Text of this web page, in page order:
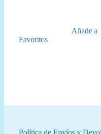
Añade a
Favoritos